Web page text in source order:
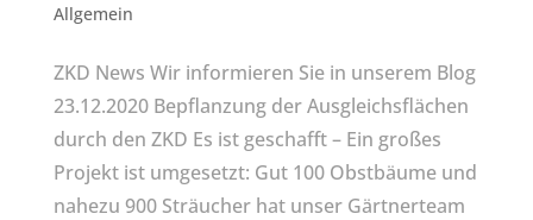
Allgemein
ZKD News Wir informieren Sie in unserem Blog
23.12.2020 Bepflanzung der Ausgleichsflächen
durch den ZKD Es ist geschafft – Ein großes
Projekt ist umgesetzt: Gut 100 Obstbäume und
nahezu 900 Sträucher hat unser Gärtnerteam